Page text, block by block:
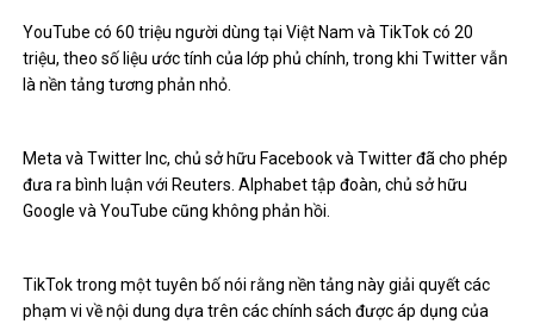
YouTube có 60 triệu người dùng tại Việt Nam và TikTok có 20
triệu, theo số liệu ước tính của lớp phủ chính, trong khi Twitter vẫn
là nền tảng tương phản nhỏ.
Meta và Twitter Inc, chủ sở hữu Facebook và Twitter đã cho phép
đưa ra bình luận với Reuters. Alphabet tập đoàn, chủ sở hữu
Google và YouTube cũng không phản hồi.
TikTok trong một tuyên bố nói rằng nền tảng này giải quyết các
phạm vi về nội dung dựa trên các chính sách được áp dụng của